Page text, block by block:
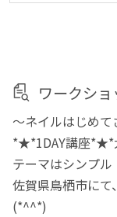
ワークシ
～ネイルはじめ
*★*1DAY講座*★*
テーマはシンプル
佐賀県鳥栖市に
(*^^*)